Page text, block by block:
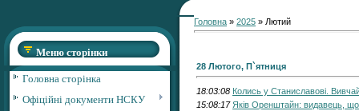
Меню сторінки
Головна сторінка
Офіційні документи НСКУ
Головна » 2025 » Лютий
28 Лютого, П`ятниця
18:03:08 Колись у Станиславові.
15:08:17 Яків Оренштайн: видавець, що